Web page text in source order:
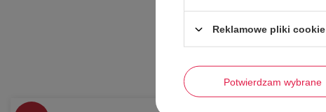
Reklamowe pliki cookie
Potwierdzam wybrane